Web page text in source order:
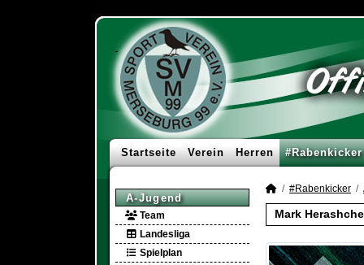
Startseite Verein Herren #Rabenkicker
A-Jugend
Team
Landesliga
Spielplan
#Rabenkicker
Mark